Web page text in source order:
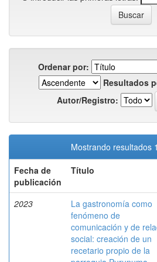
Ordenar por:
Resultados
Autor/Registro:
Mostrando resultados
Fecha de
publicación
Título
2023
La gastronomía como
fenómeno de
comunicación y de
social: creación de un
recetario propio de la